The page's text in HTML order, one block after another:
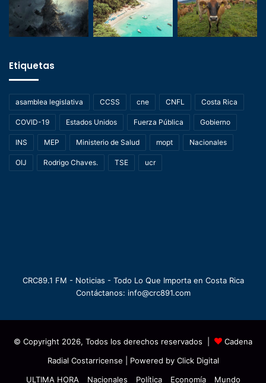
Etiquetas
asamblea legislativa CCSS cne CNFL Costa Rica
COVID-19 Estados Unidos Fuerza Pública Gobierno
INS MEP Ministerio de Salud mopt Nacionales
OIJ Rodrigo Chaves. TSE ucr
CRC89.1 FM - Noticias - Todo Lo Que Importa en Costa Rica
Contáctanos: info@crc891.com
© Copyright 2026, Todos los derechos reservados |
Cadena
Radial Costarricense | Powered by Click Digital
ULTIMA HORA
Nacionales Política Economía Mundo